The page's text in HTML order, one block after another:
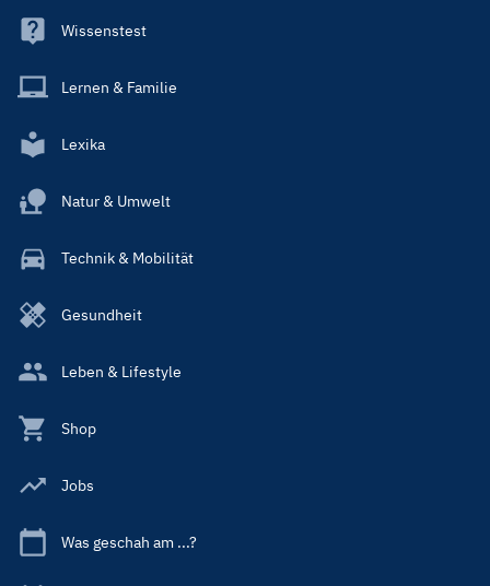
Wissenstest
Lernen & Familie
Lexika
Natur & Umwelt
Technik & Mobilität
Gesundheit
Leben & Lifestyle
Shop
Jobs
Was geschah am ...?